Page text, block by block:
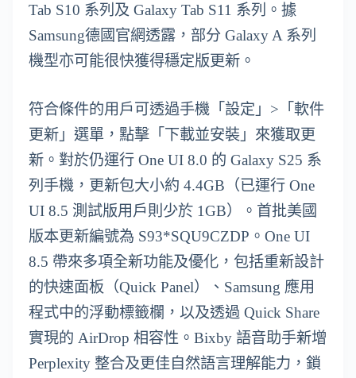
Tab S10 系列及 Galaxy Tab S11 系列。據
Samsung德國官網透露，部分 Galaxy A 系列
機型亦可能很快獲得穩定版更新。
符合條件的用戶可透過手機「設定」>「軟件
更新」選單，點擊「下載並安裝」來獲取更
新。對於仍運行 One UI 8.0 的 Galaxy S25 系
列手機，更新包大小約 4.4GB（已運行 One
UI 8.5 測試版用戶則少於 1GB）。首批美國
版本更新編號為 S93*SQU9CZDP。One UI
8.5 帶來多項全新功能及優化，包括重新設計
的快速面板（Quick Panel）、Samsung 應用
程式中的浮動標籤欄，以及透過 Quick Share
實現的 AirDrop 相容性。Bixby 語音助手新增
Perplexity 整合及更佳自然語言理解能力，鎖